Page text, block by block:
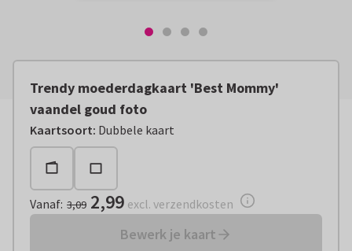
Trendy moederdagkaart 'Best Mommy'
vaandel goud foto
Kaartsoort: Dubbele kaart
Vanaf: € 2,99 excl. verzendkosten
Vanaf: 3,09 2,99 excl. verzendkosten
Bewerk je kaart